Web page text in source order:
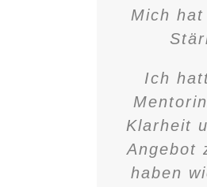
Mich
Ich
Klarheit
Angebot
haben